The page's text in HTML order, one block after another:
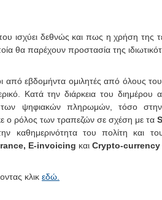
ισχύει δεθνώς και πως η χρήση της
θα παρέχουν προστασία της
από εβδομήντα ομιλητές από όλους
Κατά την διάρκεια του διημέρου
των ψηφιακών πληρωμών, τόσο
ο ρόλος των τραπεζών σε σχέση με τα
καθημερινότητα του πολίτη και
E-invoicing και Crypto-currency
κλικ εδώ.